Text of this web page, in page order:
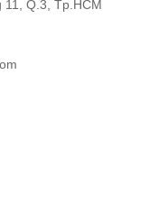
Q.3, Tp.HCM